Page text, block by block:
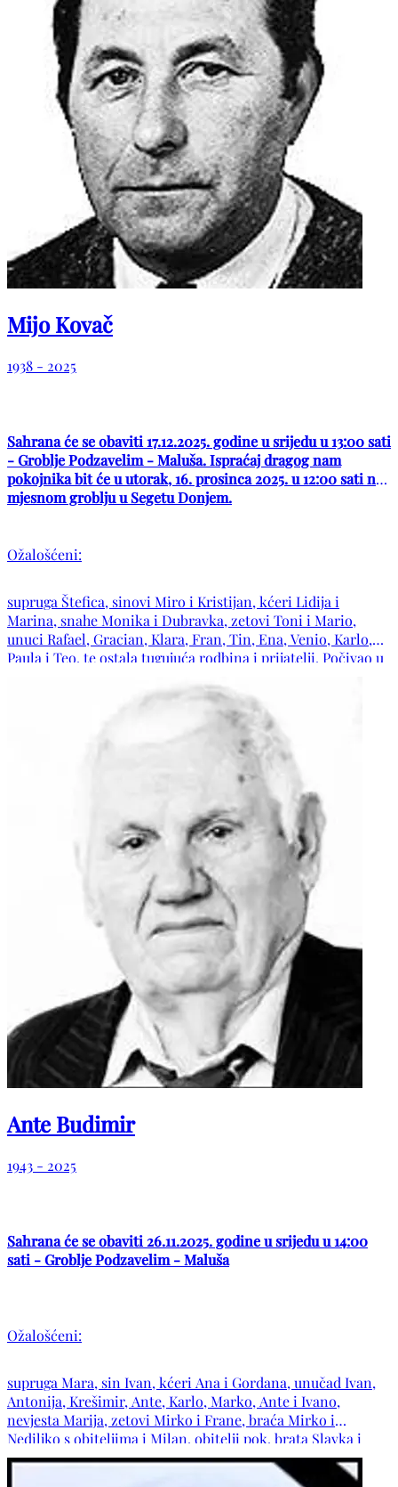
Mijo Kovač
1938 - 2025
Sahrana će se obaviti 17.12.2025. godine u srijedu u 13:00 sati
- Groblje Podzavelim - Maluša. Ispraćaj dragog nam
pokojnika bit će u utorak, 16. prosinca 2025. u 12:00 sati na
mjesnom groblju u Segetu Donjem.
Ožalošćeni:
supruga Štefica, sinovi Miro i Kristijan, kćeri Lidija i
Marina, snahe Monika i Dubravka, zetovi Toni i Mario,
unuci Rafael, Gracian, Klara, Fran, Tin, Ena, Venio, Karlo,
Paula i Teo, te ostala tugujuća rodbina i prijatelji. Počivao u
Ante Budimir
1943 - 2025
Sahrana će se obaviti 26.11.2025. godine u srijedu u 14:00
sati - Groblje Podzavelim - Maluša
Ožalošćeni:
supruga Mara, sin Ivan, kćeri Ana i Gordana, unučad Ivan,
Antonija, Krešimir, Ante, Karlo, Marko, Ante i Ivano,
nevjesta Marija, zetovi Mirko i Frane, braća Mirko i
Nediljko s obiteljima i Milan, obitelji pok. brata Slavka i
sestara Marije i Mile, šure Zdravko i Ivica s obiteljima,
svastike Ana i Danica s obiteljima te ostala rodbina i